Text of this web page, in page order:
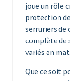
joue un rôle
protection
serruriers de
complète de
variés en
Que ce soit